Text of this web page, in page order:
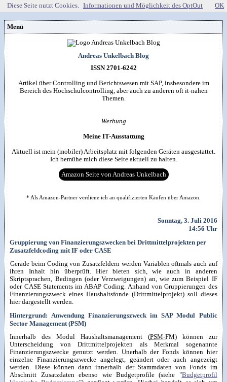
Menü
unkelbach.expert
Internet (149)
Office (90)
Apps für Android
Webempfehlungen
Workshop & Seminar
Autorenleben
Weitere Projekte
Datenschutzerklärung
Andreas Unkelbach Blog
ISSN 2701-6242
Artikel über Controlling und Berichtswesen mit SAP, insbesondere im
Bereich des Hochschulcontrolling, aber auch zu anderen oft it-nahen
Themen.
Werbung
Meine IT-Ausstattung
Aktuell ist mein (mobiler) Arbeitsplatz mit folgenden Geräten ausgestattet.
Ich bemühe mich diese Seite aktuell zu halten.
Amazon Seite von Andreas Unkelbach
* Als Amazon-Partner verdiene ich an qualifizierten Käufen über Amazon.
Sonntag, 3. Juli 2016
14:56 Uhr
Gruppierung von Finanzierungszwecken bei Drittmittelprojekten per
Zusatzfeldcoding mit IF oder CASE
Gerade beim Coding von Zusatzfeldern werden Variablen oftmals auch auf
ihren Inhalt hin überprüft. Hier bieten sich, wie auch in anderen
Skriptsprachen, Bedingen (oder Verzweigungen) an, wie zum Beispiel IF
oder CASE Statements im ABAP Coding. Anhand von Gruppierungen des
Finanzierungszweck eines Haushaltsfonde (Drittmittelprojekt) soll dieses
hier dargestellt werden.
Hintergrund: Anwendung Finanzierungszweck im SAP Modul Public
Sector Management (PSM)
Innerhalb des Modul Haushaltsmanagement (PSM-FM) können zur
Unterscheidung von Drittmittelprojekten als Merkmal sogenannte
Finanzierungszwecke genutzt werden. Unerhalb der Fonds können hier
einzelne Finanzierungszwecke angelegt, geändert oder auch angezeigt
werden. Diese können dann innerhalb der Stammdaten von Fonds im
Abschnitt Zusatzdaten ebenso wie Budgetprofile (siehe "Budgetprofil
Diese Seite nutzt Cookies. Informationen und Möglichkeit des OptOut OK